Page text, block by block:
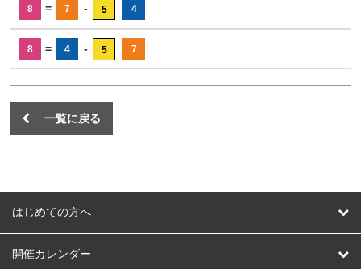
8 = 7 - 5 4
8 = 4 - 5 7
一覧に戻る
はじめての方へ
はじめての方へ
開催カレンダー